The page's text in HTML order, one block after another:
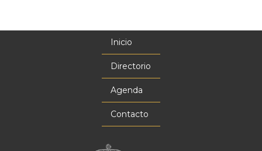
Inicio
Directorio
Agenda
Contacto